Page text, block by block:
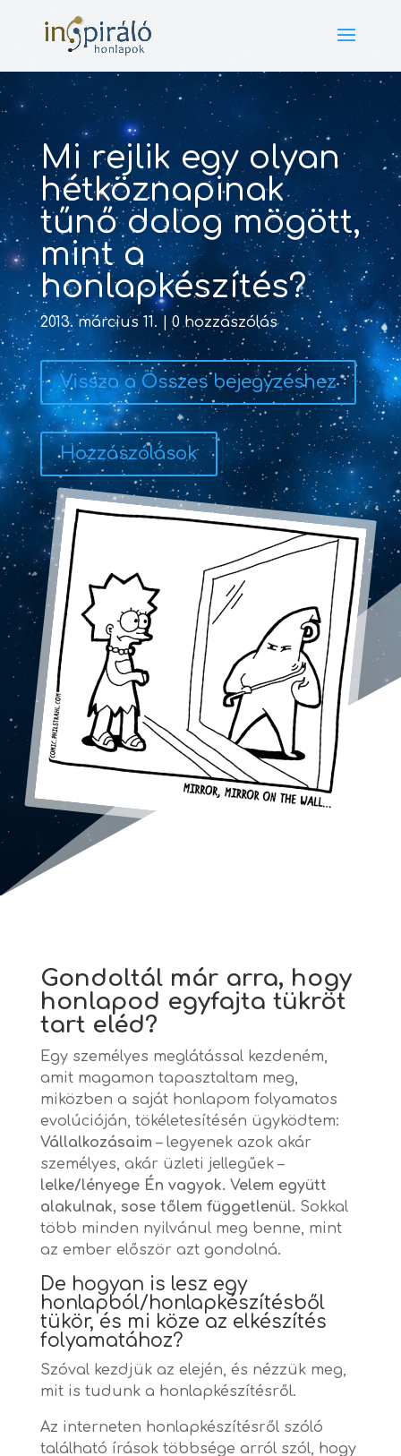
Mi rejlik egy olyan
hétköznapinak
tűnő dolog mögött,
mint a
honlapkészítés?
2013. március 11. |0 hozzászólás
Vissza a Összes bejegyzéshez
Hozzászólások
Gondoltál már arra, hogy
honlapod egyfajta tükröt
tart eléd?
Egy személyes meglátással kezdeném,
amit magamon tapasztaltam meg,
miközben a saját honlapom folyamatos
evolúcióján, tökéletesítésén ügyködtem:
Vállalkozásaim– legyenek azok akár
személyes, akár üzleti jellegűek –
lelke/lényege Én vagyok. Velem együtt
alakulnak, sose tőlem függetlenül. Sokkal
több minden nyilvánul meg benne, mint
az ember először azt gondolná.
De hogyan is lesz egy
honlapból/honlapkészítésből
tükör, és mi köze az elkészítés
folyamatához?
Szóval kezdjük az elején, és nézzük meg,
mit is tudunk a honlapkészítésről.
Az interneten honlapkészítésről szóló
található írások többsége arról szól, hogy